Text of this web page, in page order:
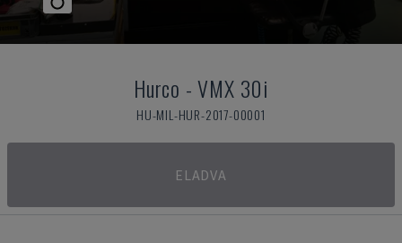
Hurco -VMX 30i
HU-MIL-HUR-2017-00001
ELADVA